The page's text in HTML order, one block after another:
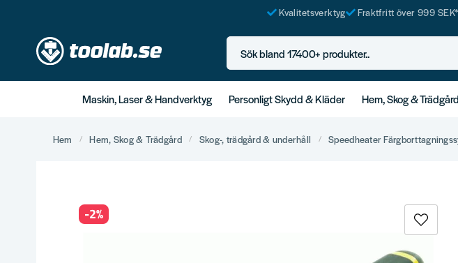
Kvalitetsverktyg Fraktfritt över 999 SEK*
Sök bland 17400+ produkter..
Maskin, Laser & Handverktyg Personligt Skydd & Kläder Hem, Skog & Trädgård
Hem Hem, Skog & Trädgård Skog-, trädgård & underhåll Speedheater
-2%